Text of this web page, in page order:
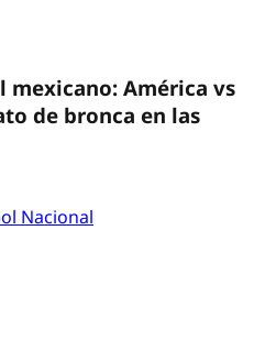
América vs
de bronca en las
Nacional